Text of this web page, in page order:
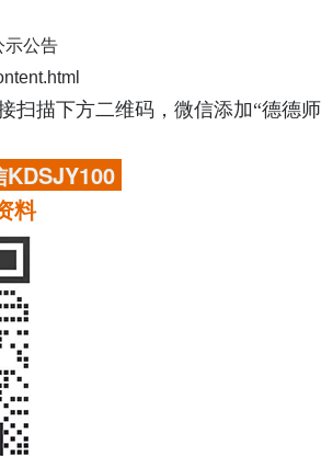
示公告
扫描下方二维码，微信添加“德德师
料